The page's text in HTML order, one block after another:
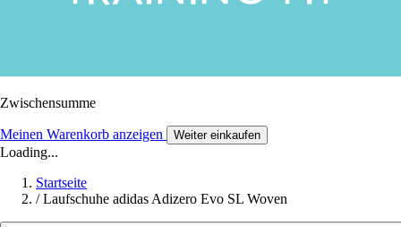
Zwischensumme
Meinen Warenkorb anzeigen Weiter einkaufen
Loading...
Startseite
/ Laufschuhe adidas Adizero Evo SL Woven